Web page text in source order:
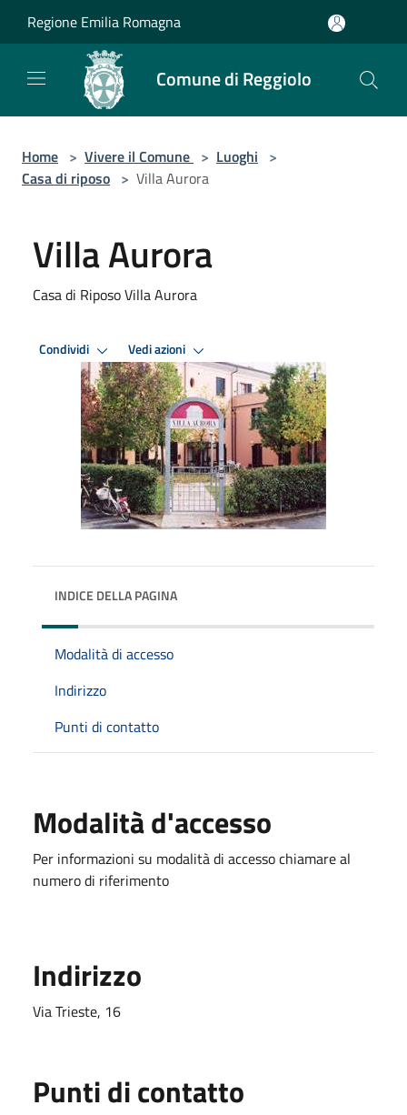
Regione Emilia Romagna
Comune di Reggiolo
Home > Vivere il Comune > Luoghi >
Casa di riposo > Villa Aurora
Villa Aurora
Casa di Riposo Villa Aurora
Condividi Vedi azioni
INDICE DELLA PAGINA
Modalità di accesso
Indirizzo
Punti di contatto
Modalità d'accesso
Per informazioni su modalità di accesso chiamare al
numero di riferimento
Indirizzo
Via Trieste, 16
Punti di contatto